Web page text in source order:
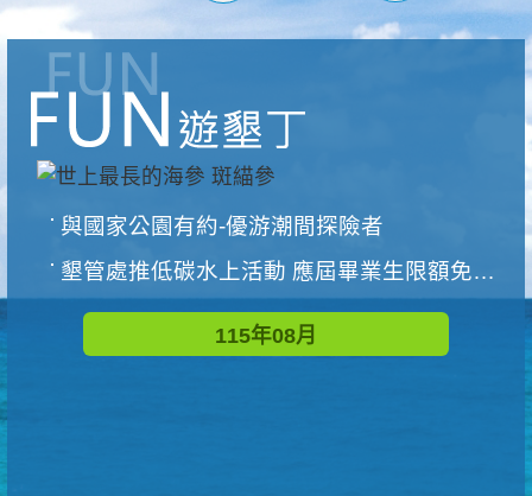
與國家公園有約-優游潮間探險者
墾管處推低碳水上活動 應屆畢業生限額免費參加
115年08月